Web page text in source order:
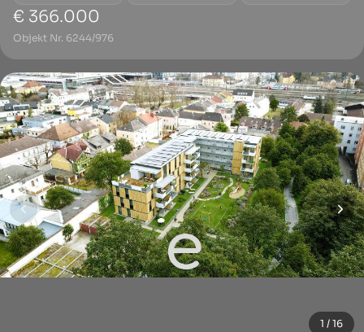
€ 366.000
Objekt Nr. 6244/976
1 / 16